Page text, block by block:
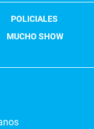
POLICIALES
MUCHO SHOW